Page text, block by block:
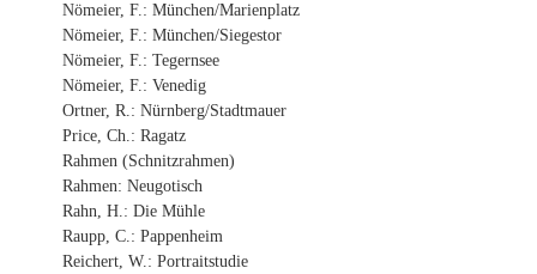
Nömeier, F.: München/Marienplatz
Nömeier, F.: München/Siegestor
Nömeier, F.: Tegernsee
Nömeier, F.: Venedig
Ortner, R.: Nürnberg/Stadtmauer
Price, Ch.: Ragatz
Rahmen (Schnitzrahmen)
Rahmen: Neugotisch
Rahn, H.: Die Mühle
Raupp, C.: Pappenheim
Reichert, W.: Portraitstudie